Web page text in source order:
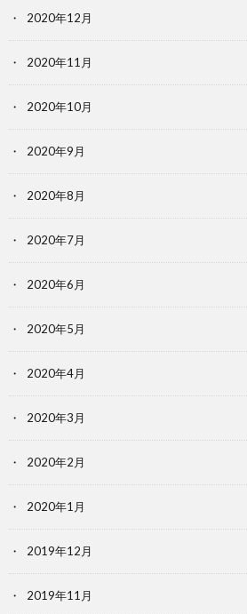
2020年12月
2020年11月
2020年10月
2020年9月
2020年8月
2020年7月
2020年6月
2020年5月
2020年4月
2020年3月
2020年2月
2020年1月
2019年12月
2019年11月